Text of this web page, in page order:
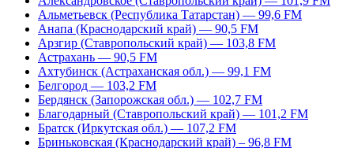
Альметьевск (Республика Татарстан) — 99,6 FM
Анапа (Краснодарский край) — 90,5 FM
Арзгир (Ставропольский край) — 103,8 FM
Астрахань — 90,5 FM
Ахтубинск (Астраханская обл.) — 99,1 FM
Белгород — 103,2 FM
Бердянск (Запорожская обл.) — 102,7 FM
Благодарный (Ставропольский край) — 101,2 FM
Братск (Иркутская обл.) — 107,2 FM
Бриньковская (Краснодарский край) – 96,8 FM